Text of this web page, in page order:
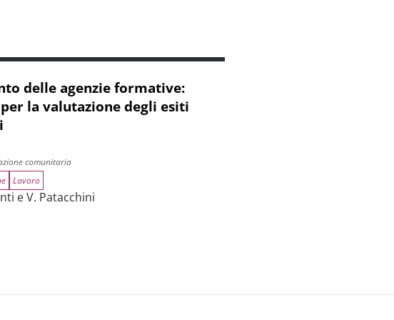
delle agenzie formative:
la valutazione degli esiti
comunitaria
Lavoro
e V. Patacchini
agenzie formative: metodologia per la valutazione degli esiti occupazionali